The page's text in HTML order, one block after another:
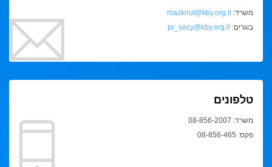
משרד: mazkirut@kby.org.il
בוגרים: pr_secy@kby.org.il
טלפונים
משרד: 08-856-2007
פקס: 08-856-465